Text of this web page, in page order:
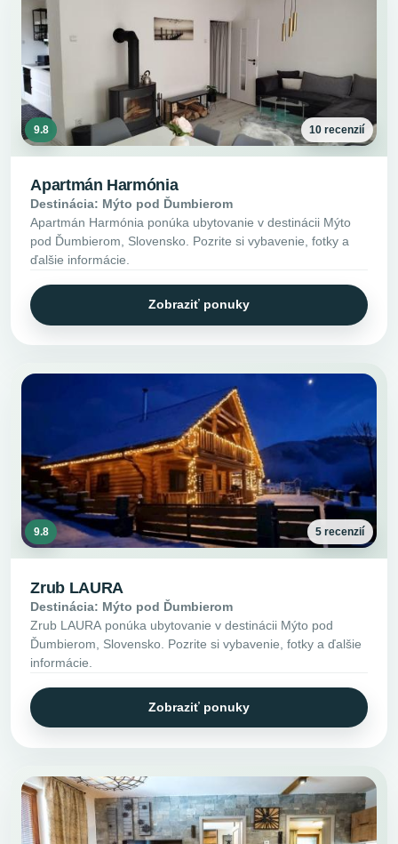
9.8 10 recenzií
Apartmán Harmónia
Destinácia: Mýto pod Ďumbierom
Apartmán Harmónia ponúka ubytovanie v destinácii Mýto
pod Ďumbierom, Slovensko. Pozrite si vybavenie, fotky a
ďalšie informácie.
Zobraziť ponuky
9.8 5 recenzií
Zrub LAURA
Destinácia: Mýto pod Ďumbierom
Zrub LAURA ponúka ubytovanie v destinácii Mýto pod
Ďumbierom, Slovensko. Pozrite si vybavenie, fotky a ďalšie
informácie.
Zobraziť ponuky